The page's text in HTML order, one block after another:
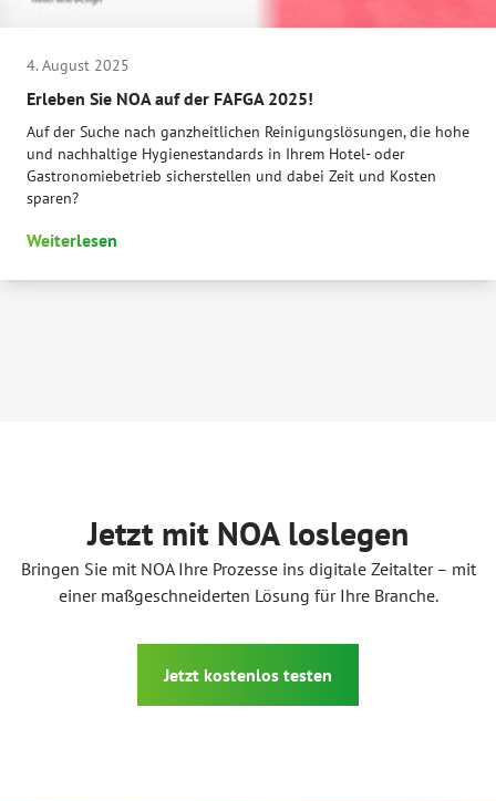
4. August 2025
Erleben Sie NOA auf der FAFGA 2025!
Auf der Suche nach ganzheitlichen Reinigungslösungen, die hohe
und nachhaltige Hygienestandards in Ihrem Hotel- oder
Gastronomiebetrieb sicherstellen und dabei Zeit und Kosten
sparen?
Weiterlesen
Jetzt mit NOA loslegen
Bringen Sie mit NOA Ihre Prozesse ins digitale Zeitalter – mit
einer maßgeschneiderten Lösung für Ihre Branche.
Jetzt kostenlos testen